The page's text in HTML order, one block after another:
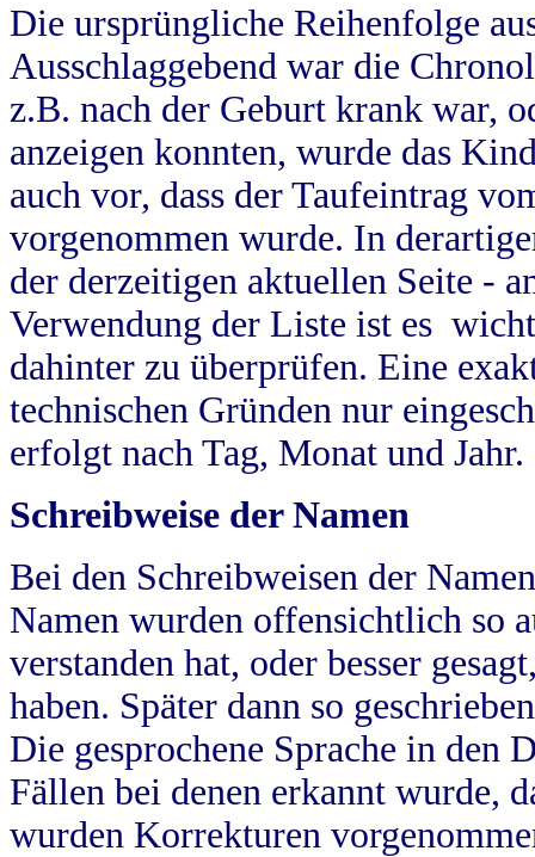
Die ursprüngliche Reihenfolge
Ausschlaggebend war die
z.B. nach der Geburt krank war,
anzeigen konnten, wurde das
auch vor, dass der Taufeintrag
vorgenommen wurde. In
der derzeitigen aktuellen Seite -
Verwendung der Liste ist es
dahinter zu überprüfen. Eine
technischen Gründen nur
erfolgt nach Tag, Monat und Jahr.
Schreibweise der Namen
Bei den Schreibweisen der
Namen wurden offensichtlich so
verstanden hat, oder besser
haben. Später dann so
Die gesprochene Sprache in
Fällen bei denen erkannt wurde,
wurden Korrekturen